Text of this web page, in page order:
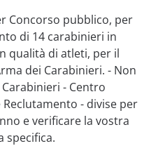
Concorso pubblico, per
di 14 carabinieri in
qualità di atleti, per il
dei Carabinieri. - Non
- Centro
Reclutamento - divise per
e verificare la vostra
specifica.